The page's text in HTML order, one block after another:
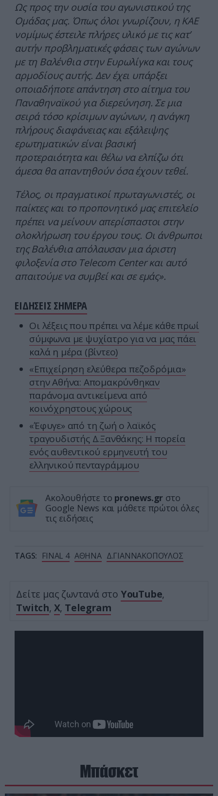
Ως προς την ουσία του αγωνιστικού της
Ομάδας μας. Όπως όλοι γνωρίζουν, η ΚΑΕ
νομίμως έστειλε πλήρες υλικό με τις κατ’
αυτήν προβληματικές φάσεις των αγώνων
με τη Βαλένθια στην Ευρωλίγκα και τους
αρμοδίους αυτής. Δεν έχει υπάρξει
οποιαδήποτε απάντηση στο αίτημα του
Παναθηναϊκού για διερεύνηση. Σε μια
σειρά τόσο κρίσιμων αγώνων, η ανάγκη
πλήρους διαφάνειας και εξάλειψης
ερωτηματικών είναι βασική
προτεραιότητα και θέλω να ελπίζω ότι
άμεσα θα απαντηθούν όσα έχουν τεθεί.
Τέλος, οι πραγματικοί πρωταγωνιστές, οι
παίκτες και το προπονητικό μας επιτελείο
πρέπει να μείνουν απερίσπαστοι στην
ολοκλήρωση του έργου τους. Οι άνθρωποι
της Βαλένθια απόλαυσαν μια άριστη
φιλοξενία στο Telecom Center και αυτό
απαιτούμε να συμβεί και σε εμάς».
ΕΙΔΗΣΕΙΣ ΣΗΜΕΡΑ
Οι λέξεις που πρέπει να λέμε κάθε πρωί
σύμφωνα με ψυχίατρο για να μας πάει
καλά η μέρα (βίντεο)
«Επιχείρηση ελεύθερα πεζοδρόμια»
στην Αθήνα: Απομακρύνθηκαν
παράνομα αντικείμενα από
κοινόχρηστους χώρους
«Έφυγε» από τη ζωή ο λαϊκός
τραγουδιστής Δ.Ξανθάκης: Η πορεία
ενός αυθεντικού ερμηνευτή του
ελληνικού πενταγράμμου
Ακολουθήστε το pronews.gr στο
Google News και μάθετε πρώτοι όλες
τις ειδήσεις
TAGS: FINAL 4 ΑΘΗΝΑ Δ.ΓΙΑΝΝΑΚΟΠΟΥΛΟΣ
Δείτε μας ζωντανά στο YouTube,
Twitch, X, Telegram
Μπάσκετ